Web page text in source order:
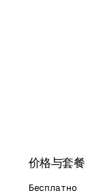
价格与套餐
Бесплатно